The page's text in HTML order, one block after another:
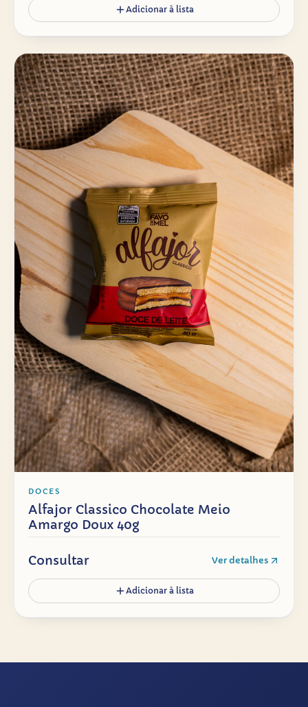
Adicionar à lista
DOCES
Alfajor Classico Chocolate Meio
Amargo Doux 40g
Consultar Ver detalhes
Adicionar à lista